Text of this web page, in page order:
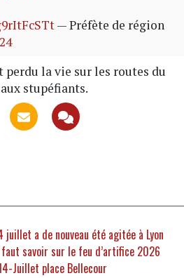
— Préfète de région
perdu la vie sur les routes du
stupéfiants.
a de nouveau été agitée à Lyon
savoir sur le feu d’artifice 2026
Juillet place Bellecour